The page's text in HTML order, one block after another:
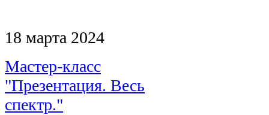
18 марта 2024
Мастер-класс
"Презентация. Весь
спектр."